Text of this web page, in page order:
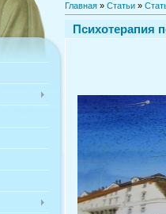
Главная » Статьи »
Психотерапия